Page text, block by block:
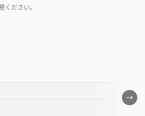
ください。
こ
の